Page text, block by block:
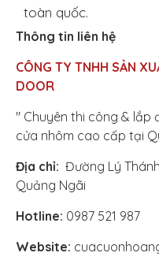
toàn quốc.
Thông tin liên hệ
CÔNG TY TNHH SẢN
DOOR
" Chuyên thi công &
cửa nhôm cao cấp tại
Địa chỉ: Đường Lý
Quảng Ngãi
Hotline: 0987 521 987
Website: